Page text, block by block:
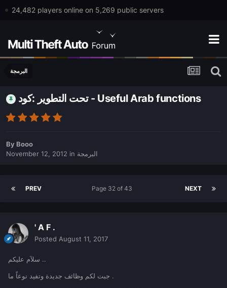
24,482 players online on 5,269 public servers
البرمجة
تحت التطوير :كود - Useful Arab functions
By Booo
November 12, 2012 in البرمجة
PREV NEXT
Page 32 of 43
' A F .
Posted August 11, 2017
سلآم عليكم ..
جبت لكم وظائف جديدة وتفيد نوعاً ما .